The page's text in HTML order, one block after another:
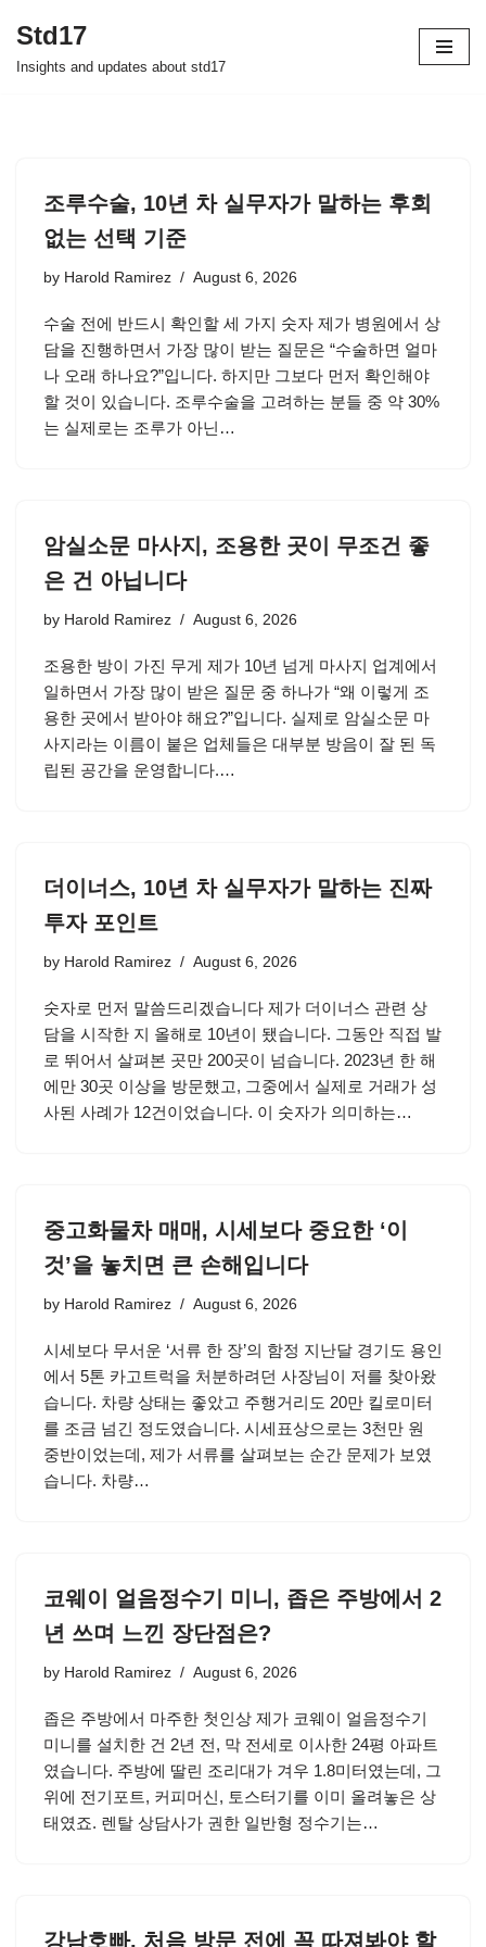
Skip
Std17
Insights and updates about std17
조루수술, 10년 차 실무자가 말하는 후회
없는 선택 기준
by Harold Ramirez August 6, 2026
수술 전에 반드시 확인할 세 가지 숫자 제가 병원에서 상
담을 진행하면서 가장 많이 받는 질문은 “수술하면 얼마
나 오래 하나요?”입니다. 하지만 그보다 먼저 확인해야
할 것이 있습니다. 조루수술을 고려하는 분들 중 약 30%
는 실제로는 조루가 아닌…
암실소문 마사지, 조용한 곳이 무조건 좋
은 건 아닙니다
by Harold Ramirez August 6, 2026
조용한 방이 가진 무게 제가 10년 넘게 마사지 업계에서
일하면서 가장 많이 받은 질문 중 하나가 “왜 이렇게 조
용한 곳에서 받아야 해요?”입니다. 실제로 암실소문 마
사지라는 이름이 붙은 업체들은 대부분 방음이 잘 된 독
립된 공간을 운영합니다.…
더이너스, 10년 차 실무자가 말하는 진짜
투자 포인트
by Harold Ramirez August 6, 2026
숫자로 먼저 말씀드리겠습니다 제가 더이너스 관련 상
담을 시작한 지 올해로 10년이 됐습니다. 그동안 직접 발
로 뛰어서 살펴본 곳만 200곳이 넘습니다. 2023년 한 해
에만 30곳 이상을 방문했고, 그중에서 실제로 거래가 성
사된 사례가 12건이었습니다. 이 숫자가 의미하는…
중고화물차 매매, 시세보다 중요한 ‘이
것’을 놓치면 큰 손해입니다
by Harold Ramirez August 6, 2026
시세보다 무서운 ‘서류 한 장’의 함정 지난달 경기도 용인
에서 5톤 카고트럭을 처분하려던 사장님이 저를 찾아왔
습니다. 차량 상태는 좋았고 주행거리도 20만 킬로미터
를 조금 넘긴 정도였습니다. 시세표상으로는 3천만 원
중반이었는데, 제가 서류를 살펴보는 순간 문제가 보였
습니다. 차량…
코웨이 얼음정수기 미니, 좁은 주방에서 2
년 쓰며 느낀 장단점은?
by Harold Ramirez August 6, 2026
좁은 주방에서 마주한 첫인상 제가 코웨이 얼음정수기
미니를 설치한 건 2년 전, 막 전세로 이사한 24평 아파트
였습니다. 주방에 딸린 조리대가 겨우 1.8미터였는데, 그
위에 전기포트, 커피머신, 토스터기를 이미 올려놓은 상
태였죠. 렌탈 상담사가 권한 일반형 정수기는…
강남호빠, 처음 방문 전에 꼭 따져봐야 할